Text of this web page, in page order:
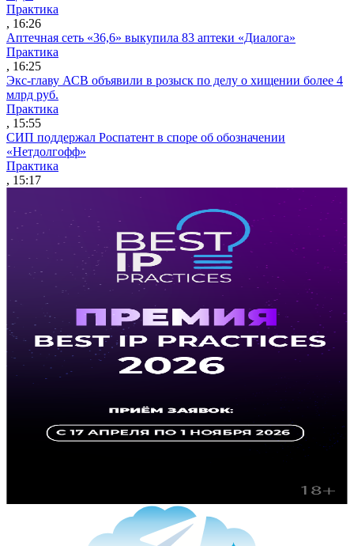
Практика
, 16:26
Аптечная сеть «36,6» выкупила 83 аптеки «Диалога»
Практика
, 16:25
Экс-главу АСВ объявили в розыск по делу о хищении более 4
млрд руб.
Практика
, 15:55
СИП поддержал Роспатент в споре об обозначении
«Нетдолгофф»
Практика
, 15:17